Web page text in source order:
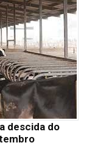
descida do